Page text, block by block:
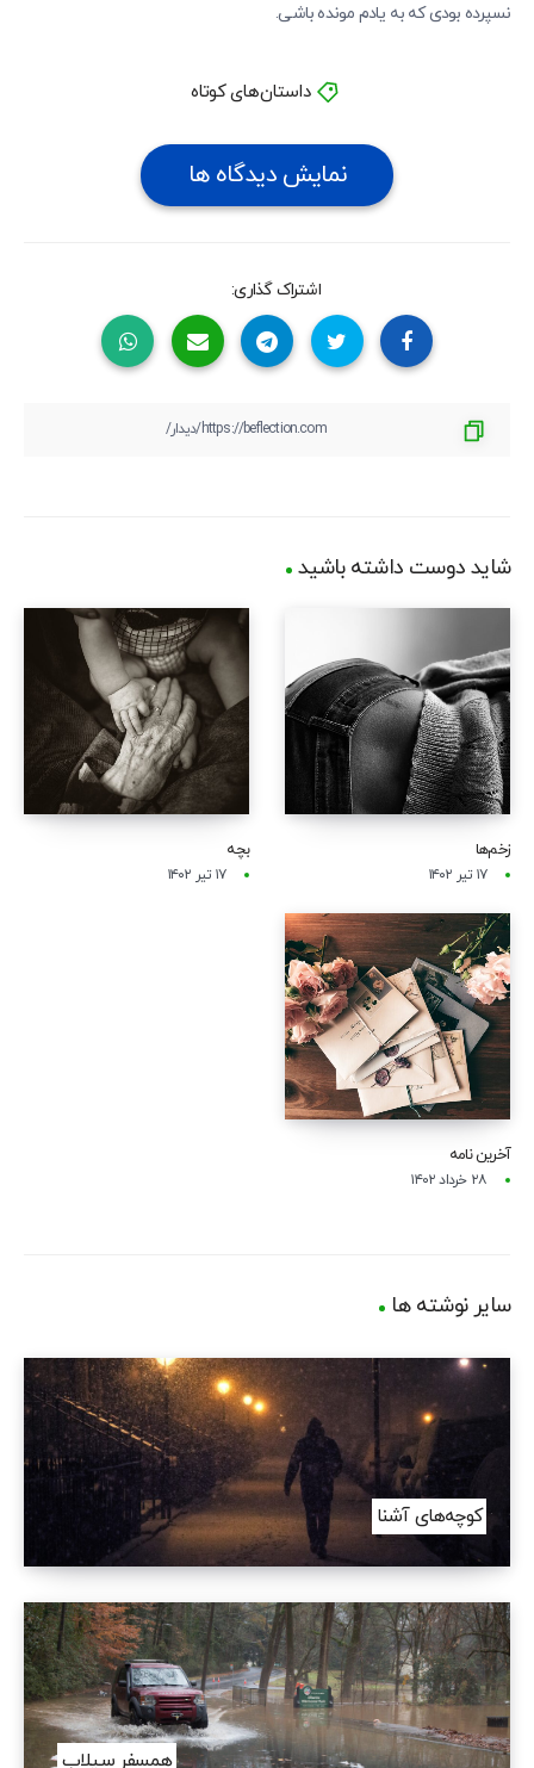
نسپرده بودی که به یادم مونده باشی.
داستان‌های کوتاه
نمایش دیدگاه ها
اشتراک گذاری:
شاید دوست داشته باشید
زخم‌ها
۱۷ تیر ۱۴۰۲
بچه
۱۷ تیر ۱۴۰۲
آخرین نامه
۲۸ خرداد ۱۴۰۲
سایر نوشته ها
کوچه‌های آشنا
همسفر سیلاب